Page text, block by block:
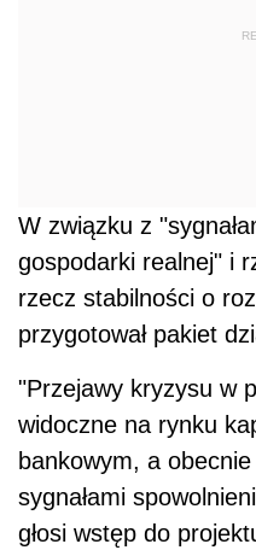
W związku z
gospodarki realnej" i
rzecz stabilności o
przygotował pakiet
"Przejawy kryzysu w
widoczne na rynku
bankowym, a
sygnałami
głosi wstęp do